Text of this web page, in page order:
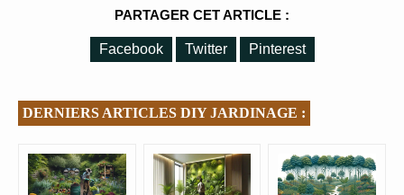
PARTAGER CET ARTICLE :
Facebook Twitter Pinterest
DERNIERS ARTICLES DIY JARDINAGE :